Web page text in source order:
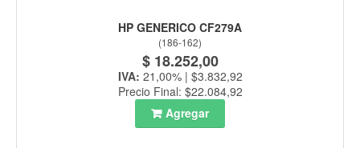
HP GENERICO CF279A
(186-162)
$ 18.252,00
IVA: 21,00% | $3.832,92
Precio Final: $22.084,92
Agregar